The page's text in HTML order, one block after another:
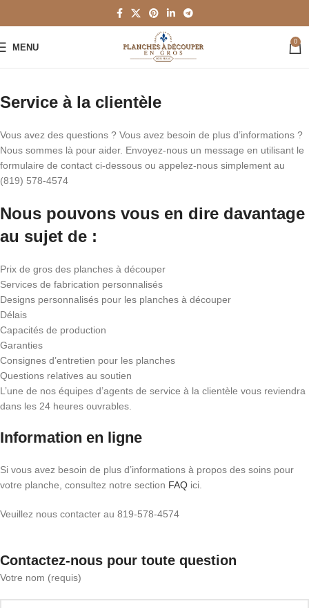
MENU
0
Service à la clientèle
Vous avez des questions ? Vous avez besoin de plus d’informations ?
Nous sommes là pour aider. Envoyez-nous un message en utilisant le
formulaire de contact ci-dessous ou appelez-nous simplement au
(819) 578-4574
Nous pouvons vous en dire davantage
au sujet de :
Prix de gros des planches à découper
Services de fabrication personnalisés
Designs personnalisés pour les planches à découper
Délais
Capacités de production
Garanties
Consignes d’entretien pour les planches
Questions relatives au soutien
L’une de nos équipes d’agents de service à la clientèle vous reviendra
dans les 24 heures ouvrables.
Information en ligne
Si vous avez besoin de plus d’informations à propos des soins pour
votre planche, consultez notre section FAQ ici.
Veuillez nous contacter au 819-578-4574
Contactez-nous pour toute question
Votre nom (requis)